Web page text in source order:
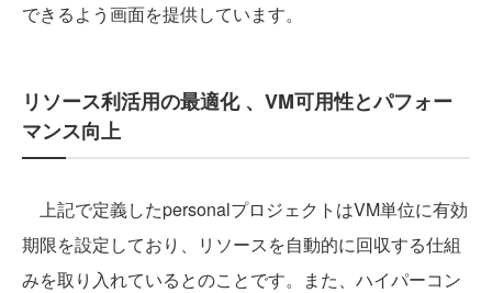
できるよう画面を提供しています。
リソース利活用の最適化 、VM可用性とパフォー
マンス向上
上記で定義したpersonalプロジェクトはVM単位に有効
期限を設定しており、リソースを自動的に回収する仕組
みを取り入れているとのことです。また、ハイパーコン